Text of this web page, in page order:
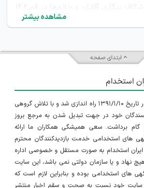
گزارش شده؛ یعنی شکاف بیکاری آقایان و خانم‌ها در قم ۱۶.۲
سطح شاغلان موجود، فعلاً مردانه است؛ نه
صنعتی استان، بلکه به این دلیل که
شغلی آن در تولید، فنی، نگهداری،
شیفتی متمرکز است. ورود بانوان به
نسبتاً هموارتر است، اما از نظر تعداد
این بخش همچنان از بازار کار
برداشت دوم، یک نتیجه‌گیری
رسمی بیکاری و ترکیب شاغلان می‌باشد.
مشاهده بیشتر
ابتدای صفحه
استخدام
سایت ایران استخدام در تاریخ ۱۳۹۱/۱/۱۰ راه اندازی شد و با تلاش گروهی
خود در جهت تبدیل شدن به مرجع بروز
برداشت. سعی همیشگی همکاران ما ارائه
های استخدامی خدمت بازدیدکنندگان محترم
استخدام به صورت مستقل و خصوصی اداره
نهاد و یا سازمان دولتی نمی باشد، این سایت
های استخدامی بوده و بنابراین لازم است که
سایت خود نسبت به صحت و سقم اخبار منتشر